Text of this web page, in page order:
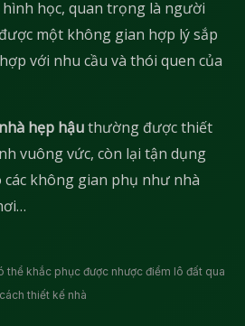
học, quan trọng là người
một không gian hợp lý sắp
với nhu cầu và thói quen của
nhà hẹp hậuthường được thiết
vuông vức, còn lại tận dụng
các không gian phụ như nhà
thể khắc phục được nhược điểm lô đất qua
cách thiết kế nhà